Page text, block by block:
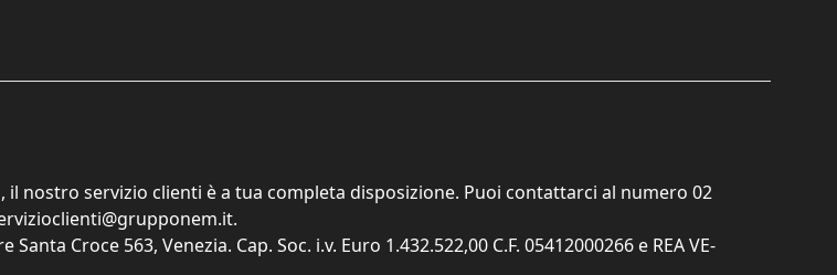
il nostro servizio clienti è a tua completa disposizione. Puoi contattarci al numero 02
.
Croce 563, Venezia. Cap. Soc. i.v. Euro 1.432.522,00 C.F. 05412000266 e REA VE-